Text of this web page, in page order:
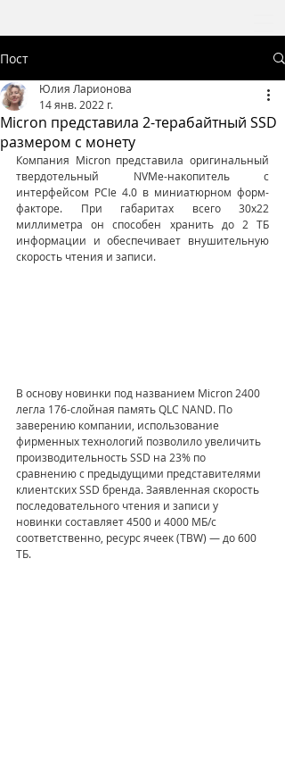
Пост
Micron представила 2-терабайтный SSD
размером с монету
Юлия Ларионова
14 янв. 2022 г.
Компания Micron представила оригинальный
твердотельный NVMe-накопитель с
интерфейсом PCIe 4.0 в миниатюрном форм-
факторе. При габаритах всего 30х22
миллиметра он способен хранить до 2 ТБ
информации и обеспечивает внушительную
скорость чтения и записи.
В основу новинки под названием Micron 2400
легла 176-слойная память QLC NAND. По
заверению компании, использование
фирменных технологий позволило увеличить
производительность SSD на 23% по
сравнению с предыдущими представителями
клиентских SSD бренда. Заявленная скорость
последовательного чтения и записи у
новинки составляет 4500 и 4000 МБ/с
соответственно, ресурс ячеек (TBW) — до 600
ТБ.